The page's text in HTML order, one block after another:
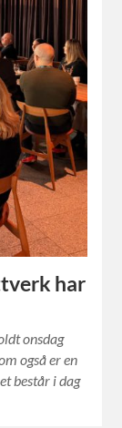
har
onsdag
også er en
består i dag